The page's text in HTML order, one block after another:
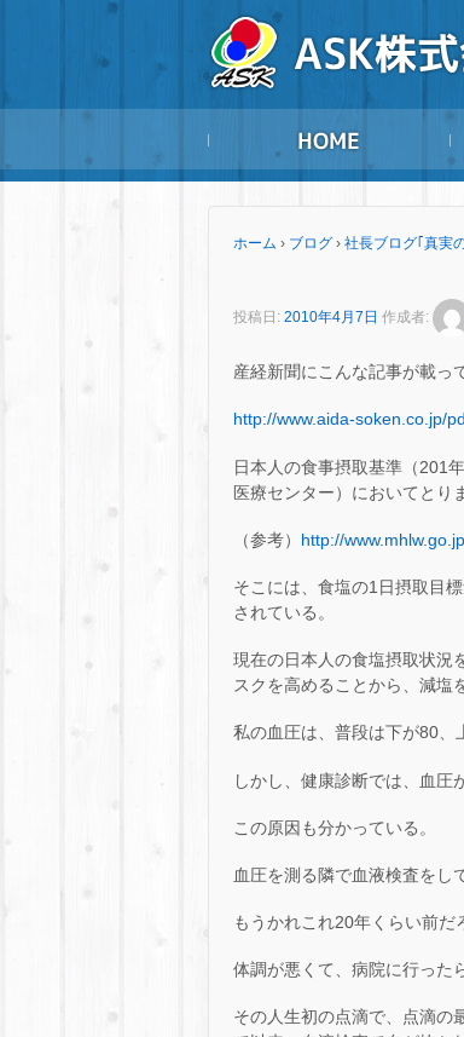
ホーム › ブログ › 社長ブログ｢真実
投稿日: 2010年4月7日 作成者:
産経新聞にこんな記事が載っ
http://www.aida-soken.co.jp/
日本人の食事摂取基準（201
医療センター）においてとり
（参考） http://
そこには、食塩の1日摂取目
されている。
現在の日本人の食塩摂取状況
スクを高めることから、減塩
私の血圧は、普段は下が80、
しかし、健康診断では、血圧
この原因も分かっている。
血圧を測る隣で血液検査をし
もうかれこれ20年くらい前だ
体調が悪くて、病院に行った
その人生初の点滴で、点滴の